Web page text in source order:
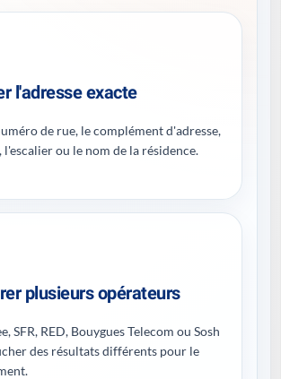
l'adresse exacte
de rue, le complément d'adresse,
l'escalier ou le nom de la résidence.
plusieurs opérateurs
SFR, RED, Bouygues Telecom ou Sosh
des résultats différents pour le